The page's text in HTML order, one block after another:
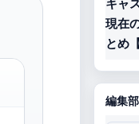
キャ
現在
とめ
編集